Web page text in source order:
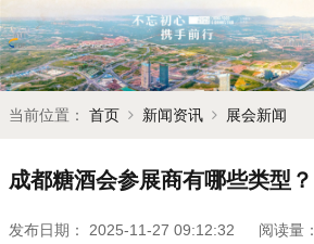
当前位置： 首页 新闻资讯 展会新闻
成都糖酒会参展商有哪些类型？
发布日期： 2025-11-27 09:12:32 阅读量：